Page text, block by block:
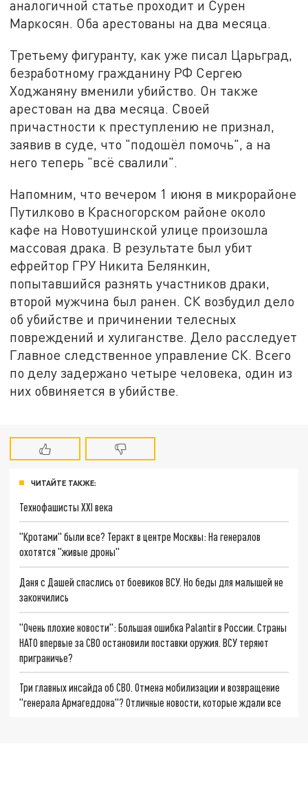
аналогичной статье проходит и Сурен
Маркосян. Оба арестованы на два месяца.
Третьему фигуранту, как уже писал Царьград,
безработному гражданину РФ Сергею
Ходжаняну вменили убийство. Он также
арестован на два месяца. Своей
причастности к преступлению не признал,
заявив в суде, что "подошёл помочь", а на
него теперь "всё свалили".
Напомним, что вечером 1 июня в микрорайоне
Путилково в Красногорском районе около
кафе на Новотушинской улице произошла
массовая драка. В результате был убит
ефрейтор ГРУ Никита Белянкин,
попытавшийся разнять участников драки,
второй мужчина был ранен. СК возбудил дело
об убийстве и причинении телесных
повреждений и хулиганстве. Дело расследует
Главное следственное управление СК. Всего
по делу задержано четыре человека, один из
них обвиняется в убийстве.
ЧИТАЙТЕ ТАКЖЕ:
Технофашисты XXI века
"Кротами" были все? Теракт в центре Москвы: На генералов
охотятся "живые дроны"
Даня с Дашей спаслись от боевиков ВСУ. Но беды для малышей не
закончились
"Очень плохие новости": Большая ошибка Palantir в России. Страны
НАТО впервые за СВО остановили поставки оружия. ВСУ теряют
приграничье?
Три главных инсайда об СВО. Отмена мобилизации и возвращение
"генерала Армагеддона"? Отличные новости, которые ждали все